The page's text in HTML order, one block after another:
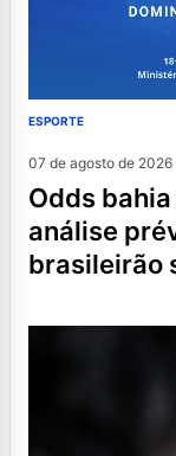
ESPORTE
07 de agosto de 2026
odds bahia x vasco: palpites e
análise
brasileirão